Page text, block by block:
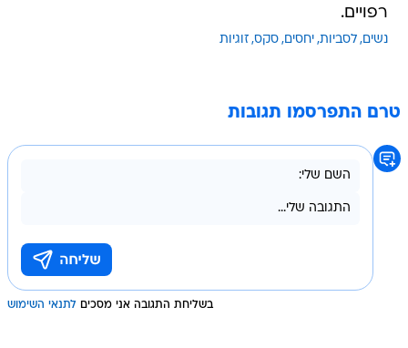
רפויים.
נשים לסביות יחסים סקס זוגיות
טרם התפרסמו תגובות
בשליחת התגובה אני מסכים לתנאי השימוש